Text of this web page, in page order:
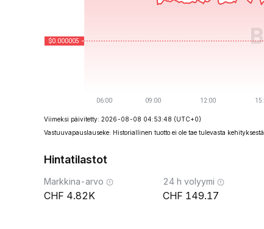
Viimeksi päivitetty: 2026-08-08 04:53:48 (UTC+0)
Vastuuvapauslauseke: Historiallinen tuotto ei ole tae tulevasta kehityksestä.
Hintatilastot
Markkina-arvo
4.82K
24 h volyymi
149.17